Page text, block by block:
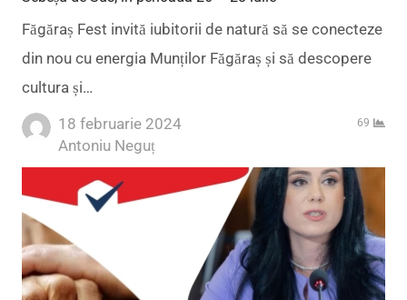
Făgăraș Fest invită iubitorii de natură să se conecteze
din nou cu energia Munților Făgăraș și să descopere
cultura și…
18 februarie 2024
Author
Antoniu Neguț
69